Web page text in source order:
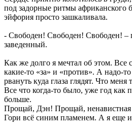
под задорные ритмы африканского
эйфория просто зашкаливала.
- Свободен! Свободен! Свободен! –
заведенный.
Как же долго я мечтал об этом. Все
какие-то «за» и «против». А надо-
рвануть куда глаза глядят. Что
Все что когда-то было, уже год как
больше.
Прощай, Дэн! Прощай,
Гори всё синим пламенем. А я еще